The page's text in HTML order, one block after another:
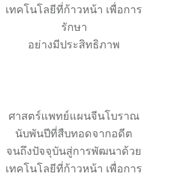
เทคโนโลยีที่ก้าวหน้า เพื่อการ
รักษา
อย่างมีประสิทธิภาพ
ศาสตร์แพทย์แผนจีนโบราณ
นับพันปีที่สืบทอดจากอดีต
จนถึงปัจจุบันสู่การพัฒนาด้วย
เทคโนโลยีที่ก้าวหน้า เพื่อการ